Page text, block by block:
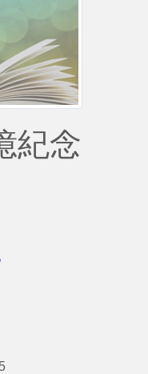
紀念